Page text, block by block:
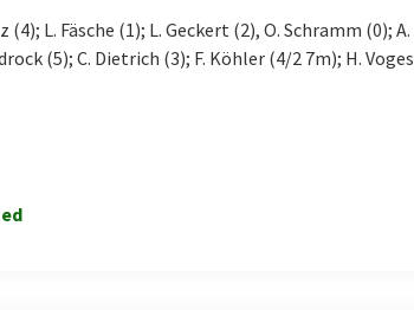
(4); L. Fäsche (1); L. Geckert (2), O. Schramm (0); A.
(5); C. Dietrich (3); F. Köhler (4/2 7m); H. Voges